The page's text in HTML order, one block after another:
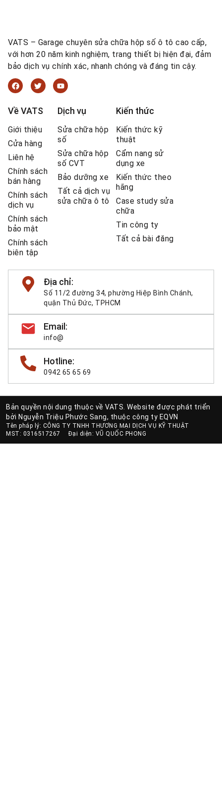
VATS – Garage chuyên sửa chữa hộp số ô tô cao cấp,
với hơn 20 năm kinh nghiệm, trang thiết bị hiện đại, đảm
bảo dịch vụ chính xác, nhanh chóng và đáng tin cậy.
Về VATS
Giới thiệu
Cửa hàng
Liên hệ
Chính sách
bán hàng
Chính sách
dịch vụ
Chính sách
bảo mật
Chính sách
biên tập
Dịch vụ
Sửa chữa hộp
số
Sửa chữa hộp
số CVT
Bảo dưỡng xe
Tất cả dịch vụ
sửa chữa ô tô
Kiến thức
Kiến thức kỹ
thuật
Cẩm nang sử
dụng xe
Kiến thức theo
hãng
Case study sửa
chữa
Tin công ty
Tất cả bài đăng
Địa chỉ:
Số 11/2 đường 34, phường Hiệp Bình Chánh,
quận Thủ Đức, TPHCM
Email:
info@
Hotline:
0942 65 65 69
Bản quyền nội dung thuộc về VATS. Website được phát triển
bởi Nguyễn Triệu Phước Sang, thuộc công ty EQVN
Tên pháp lý: CÔNG TY TNHH THƯƠNG MẠI DỊCH VỤ KỸ THUẬT
MST : 0316517267 Đại diện : VŨ QUỐC PHONG